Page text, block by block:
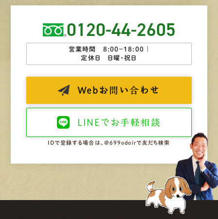
0120-44-2605
営業時間 8:00−18:00 ｜
定休日 日曜・祝日
Web お問い合わせ
LINEで お手軽相談
IDで登録する場合は、@699odoirで友だち検索